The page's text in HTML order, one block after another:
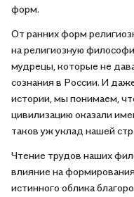
форм.
От ранних форм
на религиозную
мудрецы, которые не
сознания в России. И
истории, мы понимаем,
цивилизацию оказали
таков уж уклад нашей
Чтение трудов наших
влияние на
истинного облика